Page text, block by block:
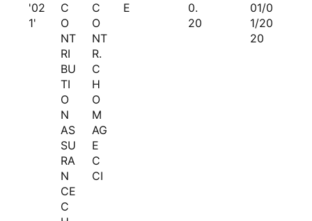
'02
1'
C
O
NT
RI
BU
TI
O
N
AS
SU
RA
N
CE
C
C
O
NT
R.
C
H
O
M
AG
E
C
CI
E
0.
20
01/0
1/20
20